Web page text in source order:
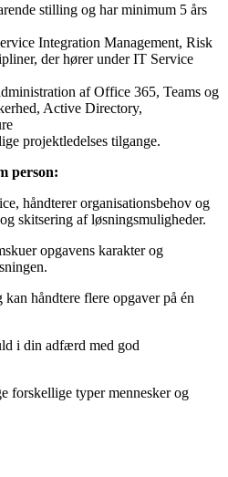
stilling og har minimum 5 års
Integration Management, Risk
der hører under IT Service
af Office 365, Teams og
Active Directory,
projektledelses tilgange.
person:
håndterer organisationsbehov og
skitsering af løsningsmuligheder.
opgavens karakter og
håndtere flere opgaver på én
i din adfærd med god
forskellige typer mennesker og